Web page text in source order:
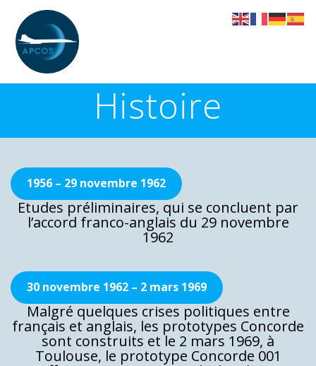
Histoire
1956 – 29 novembre 1962
Etudes préliminaires, qui se concluent par
l’accord franco-anglais du 29 novembre
1962
30 novembre 1962 – 2 mars 1969
Malgré quelques crises politiques entre
français et anglais, les prototypes Concorde
sont construits et le 2 mars 1969, à
Toulouse, le prototype Concorde 001